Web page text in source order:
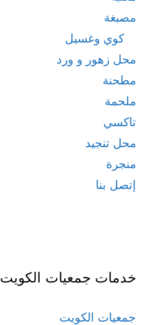
مصبغة
كوي وغسيل
محل زهور و ورد
مطحنة
ملحمة
تاكسي
محل تنجيد
منجرة
إتصل بنا
خدمات جمعيات الكويت
جمعيات الكويت